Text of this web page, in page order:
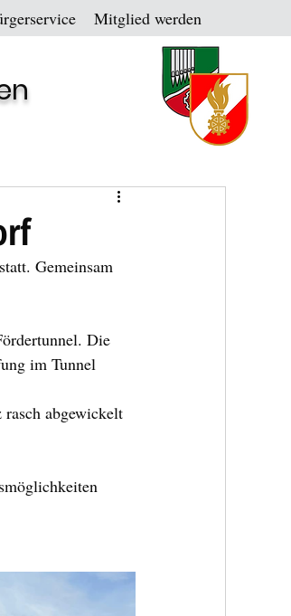
Mitglied werden
Gemeinsam
Die
im Tunnel
abgewickelt